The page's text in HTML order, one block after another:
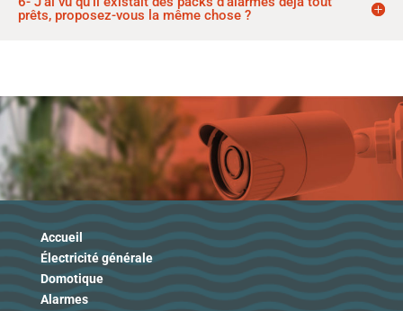
prêts, proposez-vous la même chose ?
Accueil
Électricité générale
Domotique
Alarmes